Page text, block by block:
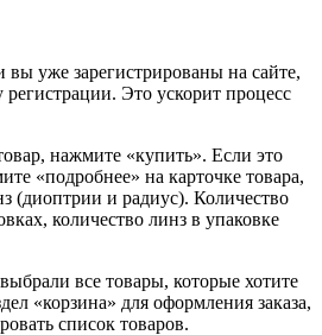
уже зарегистрированы на сайте,
Это ускорит процесс
нажмите «купить». Если это
«подробнее» на карточке товара,
(диоптрии и радиус). Количество
количество линз в упаковке
все товары, которые хотите
«корзина» для оформления заказа,
список товаров.